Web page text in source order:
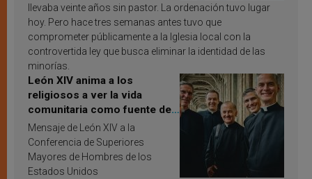
llevaba veinte años sin pastor. La ordenación tuvo lugar
hoy. Pero hace tres semanas antes tuvo que
comprometer públicamente a la Iglesia local con la
controvertida ley que busca eliminar la identidad de las
minorías.
León XIV anima a los
religiosos a ver la vida
comunitaria como fuente de
inspiración y santificación
Mensaje de León XIV a la
Conferencia de Superiores
Mayores de Hombres de los
Estados Unidos